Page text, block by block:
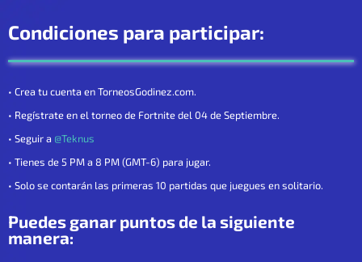
Condiciones para participar:
• Crea tu cuenta en TorneosGodinez.com.
• Regístrate en el torneo de Fortnite del 04 de Septiembre.
• Seguir a @Teknus
• Tienes de 5 PM a 8 PM (GMT-6) para jugar.
• Solo se contarán las primeras 10 partidas que juegues en solitario.
Puedes ganar puntos de la siguiente
manera: